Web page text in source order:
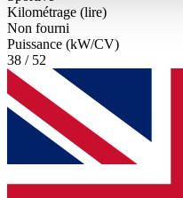
haben oder die sie im
gesammelt haben.
Kilométrage (lire)
Non fourni
Puissance (kW/CV)
38 / 52